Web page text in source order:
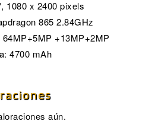
1080 x 2400 pixels
865 2.84GHz
+13MP+2MP
4700 mAh
aún.